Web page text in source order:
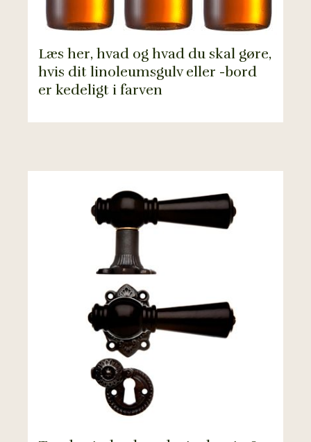
Læs her, hvad og hvad du skal gøre,
hvis dit linoleumsgulv eller -bord
er kedeligt i farven